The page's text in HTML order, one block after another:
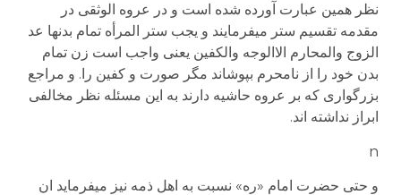
نظر همین عبارت آورده شده است و در عروه الوثقی در
مقدمه تقسیم ستر می­فرمایند و یجب ستر المرأه تمام بدنها عد
الزوج والمحارم الاالوجه والکفین یعنی واجب است زن تمام
بدن خود را از نامحرم بپوشاند مگر صورت و کفین را. و مراجع
بزرگواری که بر عروه حاشیه دارند به این مسئله نظر مخالفی
ابراز نداشته اند.
n
و حتی حضرت امام «ره» نسبت به اهل ذمه نیز می­فرماید ان